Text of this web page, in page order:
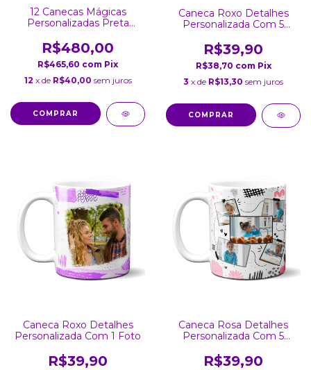
12 Canecas Mágicas
Personalizadas Preta
R$480,00
R$465,60 com Pix
12 x de R$40,00 sem juros
Caneca Roxo Detalhes
Personalizada Com 5
R$39,90
R$38,70 com Pix
3 x de R$13,30 sem juros
COMPRAR
Caneca Roxo Detalhes
Personalizada Com 1 Foto
R$39,90
Caneca Rosa Detalhes
Personalizada Com 5
R$39,90